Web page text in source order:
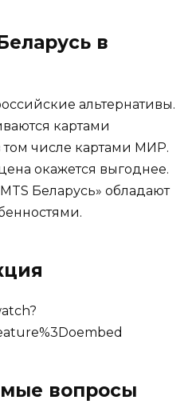
в
альтернативы.
картами
том числе картами МИР.
окажется выгоднее.
Беларусь» обладают
вопросы